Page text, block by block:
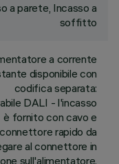
a parete, Incasso a
soffitto
a corrente
disponibile con
codifica separata:
DALI - l'incasso
è fornito con cavo e
connettore rapido da
al connettore in
sull'alimentatore.